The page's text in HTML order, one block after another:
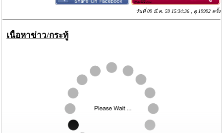
วันที่ 09 มี.ค. 59 15:34:36 , ดู 19992 ครั้ง
เนื้อหาข่าว/กระทู้